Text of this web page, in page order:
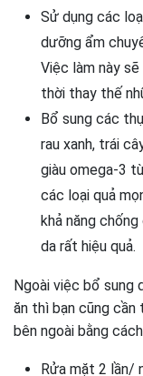
Sử dụng các
dưỡng ẩm
Việc làm này
thời thay thế
Bổ sung các
rau xanh, trái
giàu omega-3
các loại quả
khả năng
da rất hiệu quả.
Ngoài việc bổ
ăn thì bạn cũng
bên ngoài bằng
Rửa mặt 2 lần/